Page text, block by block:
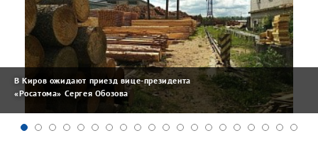
В Киров ожидают приезд вице-президента
«Росатома» Сергея Обозова